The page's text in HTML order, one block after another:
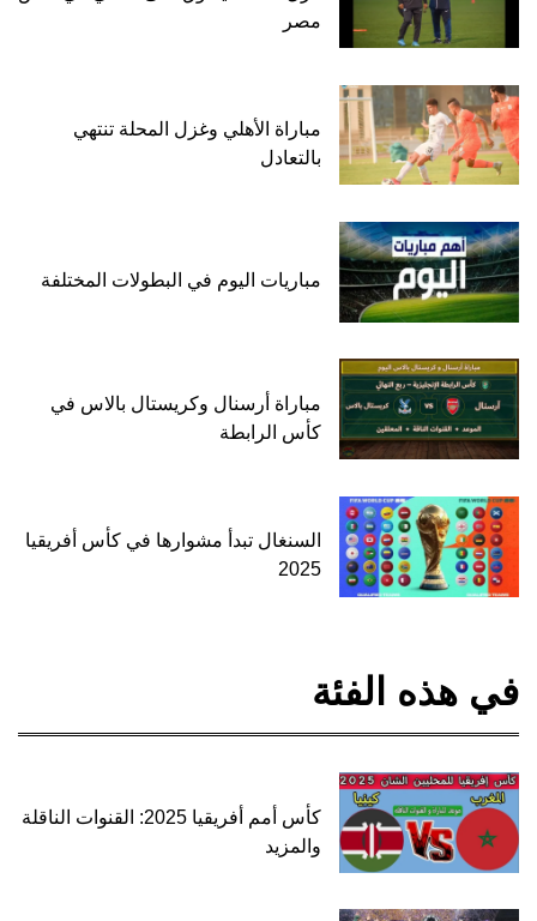
مصر
مباراة الأهلي وغزل المحلة تنتهي
بالتعادل
مباريات اليوم في البطولات المختلفة
مباراة أرسنال وكريستال بالاس في
كأس الرابطة
السنغال تبدأ مشوارها في كأس أفريقيا
2025
في هذه الفئة
كأس أمم أفريقيا 2025: القنوات الناقلة
والمزيد